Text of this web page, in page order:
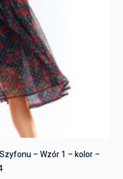
– Wzór 1 – kolor –